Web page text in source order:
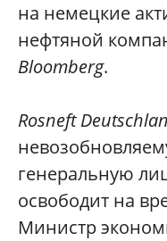
на немецкие
нефтяной
Bloomberg.
Rosneft
генеральную
освободит на
Министр